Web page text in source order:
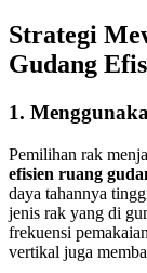
Strategi
Gudang
1.
Pemilihan rak
efisien ruang
daya tahannya
jenis rak yang di
frekuensi
vertikal juga